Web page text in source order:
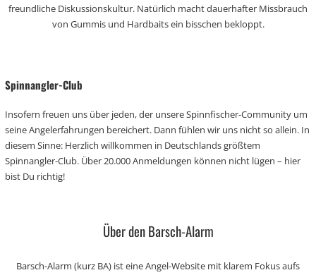
freundliche Diskussionskultur. Natürlich macht dauerhafter Missbrauch
von Gummis und Hardbaits ein bisschen bekloppt.
Spinnangler-Club
Insofern freuen uns über jeden, der unsere Spinnfischer-Community um
seine Angelerfahrungen bereichert. Dann fühlen wir uns nicht so allein. In
diesem Sinne: Herzlich willkommen in Deutschlands größtem
Spinnangler-Club. Über 20.000 Anmeldungen können nicht lügen – hier
bist Du richtig!
Über den Barsch-Alarm
Barsch-Alarm (kurz BA) ist eine Angel-Website mit klarem Fokus aufs